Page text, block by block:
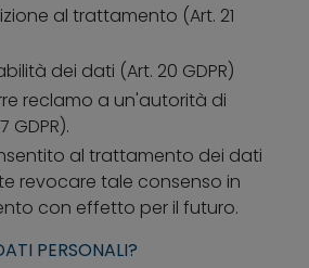
al trattamento (Art. 21
dei dati (Art. 20 GDPR)
reclamo a un'autorità di
GDPR).
al trattamento dei dati
revocare tale consenso in
con effetto per il futuro.
PERSONALI?